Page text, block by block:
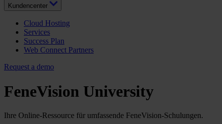
Kundencenter
Cloud Hosting
Services
Success Plan
Web Connect Partners
Request a demo
FeneVision University
Ihre Online-Ressource für umfassende FeneVision-Schulungen.